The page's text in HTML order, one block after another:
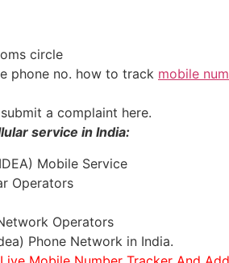
circle
phone no. how to track mobile
a complaint here.
service in India:
Mobile Service
Operators
Operators
Phone Network in India.